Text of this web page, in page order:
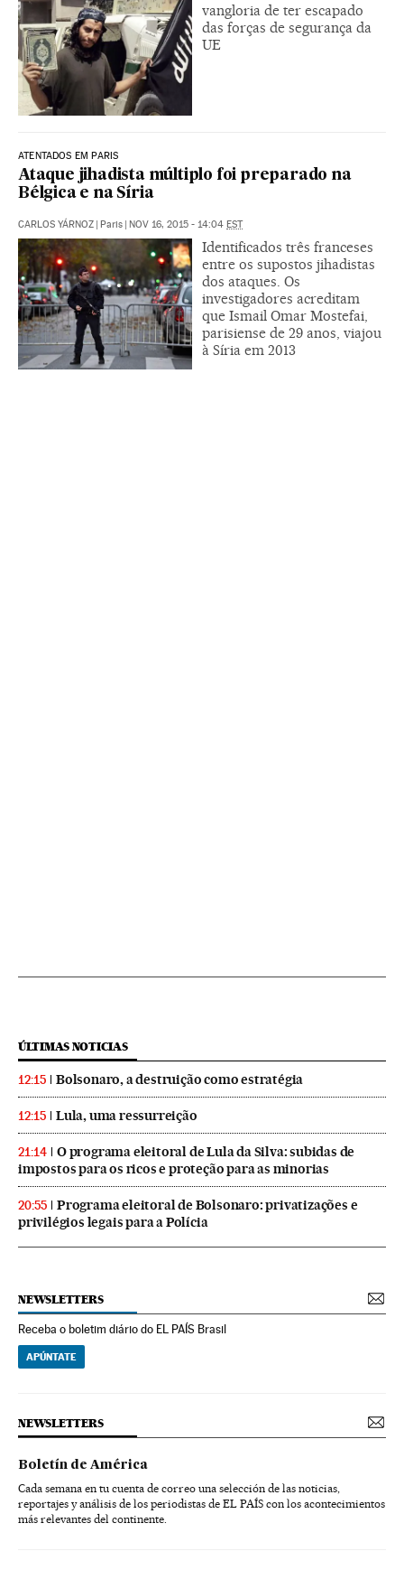
vangloria de ter escapado
das forças de segurança da
UE
ATENTADOS EM PARIS
Ataque jihadista múltiplo foi preparado na
Bélgica e na Síria
CARLOS YÁRNOZ | Paris | NOV 16, 2015 - 14:04 EST
Identificados três franceses
entre os supostos jihadistas
dos ataques. Os
investigadores acreditam
que Ismail Omar Mostefai,
parisiense de 29 anos, viajou
à Síria em 2013
ÚLTIMAS NOTICIAS
12:15 Bolsonaro, a destruição como estratégia
12:15 Lula, uma ressurreição
21:14
O programa eleitoral de Lula da Silva: subidas de
impostos para os ricos e proteção para as minorias
20:55
Programa eleitoral de Bolsonaro: privatizações e
privilégios legais para a Polícia
NEWSLETTERS
Receba o boletim diário do EL PAÍS Brasil
APÚNTATE
NEWSLETTERS
Boletín de América
Cada semana en tu cuenta de correo una selección de las noticias,
reportajes y análisis de los periodistas de EL PAÍS con los acontecimientos
más relevantes del continente.